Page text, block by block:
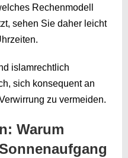
Rechenmodell
sehen Sie daher leicht
islamrechtlich
sich konsequent an
zu vermeiden.
Warum